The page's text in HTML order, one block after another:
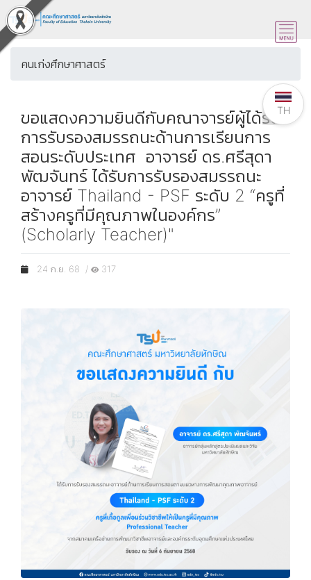
คนเก่งศึกษาศาสตร์
ขอแสดงความยินดีกับคณาจารย์ผู้ได้รับ
การรับรองสมรรถนะด้านการเรียนการ
สอนระดับประเทศ อาจารย์ ดร.ศรีสุดา
พัฒจันทร์ ได้รับการรับรองสมรรถนะ
อาจารย์ Thailand - PSF ระดับ 2 “ครูที่
สร้างครูที่มีคุณภาพในองค์กร”
(Scholarly Teacher)"
24 ก.ย. 68 / 317
TH